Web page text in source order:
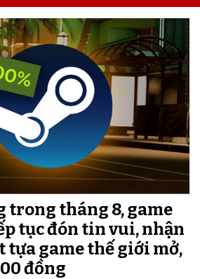
trong tháng 8, game
tục đón tin vui, nhận
tựa game thế giới mở,
đồng